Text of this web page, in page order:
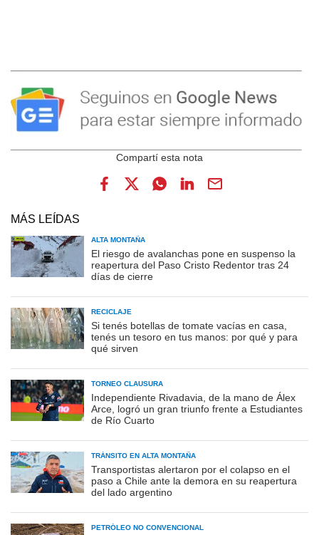
MÁS LEÍDAS
ALTA MONTAÑA
El riesgo de avalanchas pone en suspenso la
reapertura del Paso Cristo Redentor tras 24
días de cierre
RECICLAJE
Si tenés botellas de tomate vacías en casa,
tenés un tesoro en tus manos: por qué y para
qué sirven
TORNEO CLAUSURA
Independiente Rivadavia, de la mano de Álex
Arce, logró un gran triunfo frente a Estudiantes
de Río Cuarto
TRÁNSITO EN ALTA MONTAÑA
Transportistas alertaron por el colapso en el
paso a Chile ante la demora en su reapertura
del lado argentino
PETRÓLEO NO CONVENCIONAL